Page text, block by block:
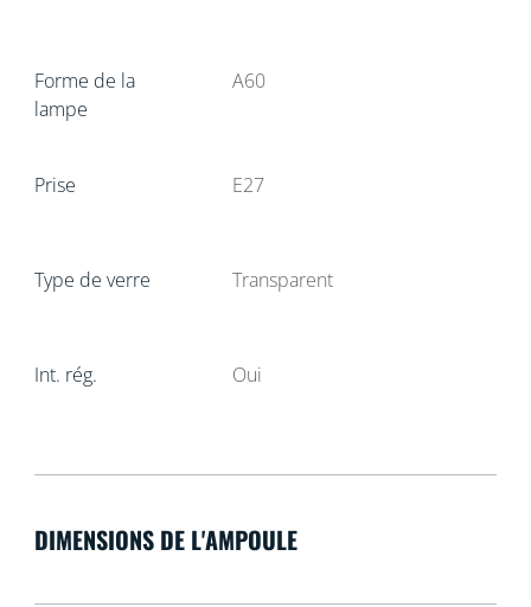
Forme de la
lampe
A60
Prise E27
Type de verre Transparent
Int. rég. Oui
DIMENSIONS DE L'AMPOULE